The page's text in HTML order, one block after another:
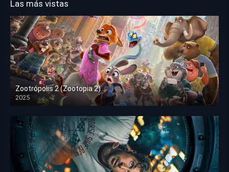
Las más vistas
Zootrópolis 2 (Zootopia 2)
2025
HD 1080p